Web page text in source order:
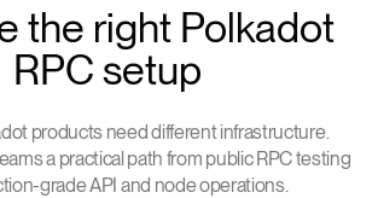
the right Polkadot
RPC setup
products need different infrastructure.
a practical path from public RPC testing
grade API and node operations.